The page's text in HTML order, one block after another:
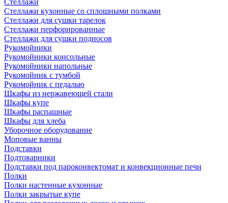
Стеллажи
Стеллажи кухонные со сплошными полками
Стеллажи для сушки тарелок
Стеллажи перфорированные
Стеллажи для сушки подносов
Рукомойники
Рукомойники консольные
Рукомойники напольные
Рукомойник с тумбой
Рукомойник с педалью
Шкафы из нержавеющей стали
Шкафы купе
Шкафы распашные
Шкафы для хлеба
Уборочное оборудование
Моповые ванны
Подставки
Подтоварники
Подставки под пароконвектомат и конвекционные печи
Полки
Полки настенные кухонные
Полки закрытые купе